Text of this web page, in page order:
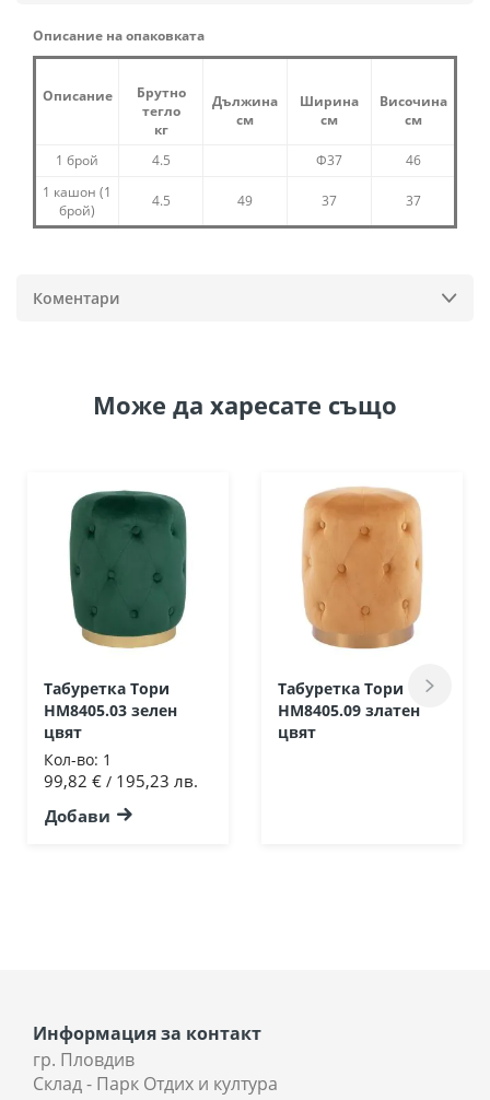
Описание на опаковката
Описание
Брутно
тегло
кг
Дължина
см
Ширина
см
Височина
см
1 брой 4.5 Ф37
46
1 кашон (1
брой)
4.5 49 37 37
Коментари
Може да харесате също
Табуретка Тори
HM8405.03 зелен
цвят
Кол-во: 1
99,82 € / 195,23 лв.
Добави
Табуретка Тори
HM8405.09 златен
цвят
Информация за контакт
гр. Пловдив
Склад - Парк Отдих и култура